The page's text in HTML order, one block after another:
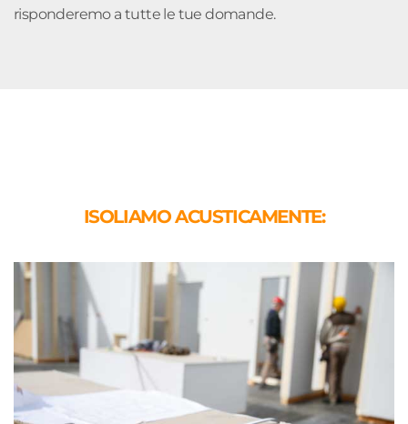
risponderemo a tutte le tue domande.
ISOLIAMO ACUSTICAMENTE: